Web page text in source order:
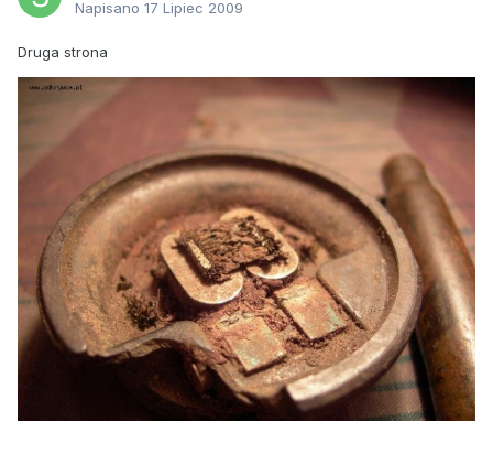
Napisano 17 Lipiec 2009
Druga strona